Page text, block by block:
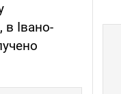
в Івано-